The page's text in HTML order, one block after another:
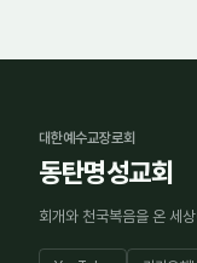
대한예수교장로회
동탄명성교회
회개와 천국복음을 온 세